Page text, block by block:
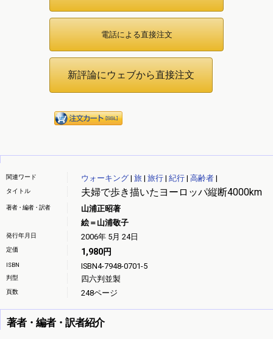
電話による直接注文
関連ワード ウォーキング| 旅| 旅行| 紀行| 高齢者|
夫婦で歩き描いたヨーロッパ縦断4000km
タイトル
著者・編者・訳者
山浦正昭著
絵＝山浦敬子
発行年月日 2006年 5月 24日
定価 1,980円
ISBN ISBN4-7948-0701-5
判型 四六判並製
頁数 248ページ
著者・編者・訳者紹介